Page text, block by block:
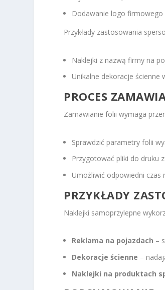
Dodawanie logo firmowego
Przykłady zastosowania
Naklejki z nazwą firmy na
Unikalne dekoracje ścienne
PROCES
Zamawianie folii wymaga
Sprawdzić parametry folii
Przygotować pliki do druku
Umożliwić odpowiedni czas
PRZYKŁADY
Naklejki samoprzylepne
Reklama na pojazdach –
Dekoracje ścienne –
Naklejki na produktach